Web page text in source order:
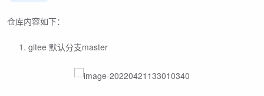
仓库内容如下：
gitee 默认分支master